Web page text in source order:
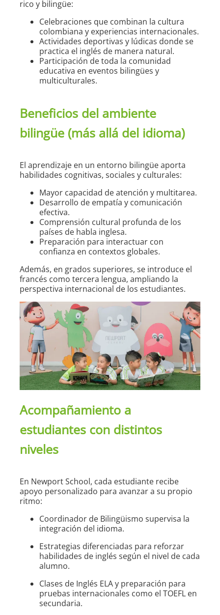
rico y bilingüe:
Celebraciones que combinan la cultura
colombiana y experiencias internacionales.
Actividades deportivas y lúdicas donde se
practica el inglés de manera natural.
Participación de toda la comunidad
educativa en eventos bilingües y
multiculturales.
Beneficios del ambiente
bilingüe (más allá del idioma)
El aprendizaje en un entorno bilingüe aporta
habilidades cognitivas, sociales y culturales:
Mayor capacidad de atención y multitarea.
Desarrollo de empatía y comunicación
efectiva.
Comprensión cultural profunda de los
países de habla inglesa.
Preparación para interactuar con
confianza en contextos globales.
Además, en grados superiores, se introduce el
francés como tercera lengua, ampliando la
perspectiva internacional de los estudiantes.
Acompañamiento a
estudiantes con distintos
niveles
En Newport School, cada estudiante recibe
apoyo personalizado para avanzar a su propio
ritmo:
Coordinador de Bilingüismo supervisa la
integración del idioma.
Estrategias diferenciadas para reforzar
habilidades de inglés según el nivel de cada
alumno.
Clases de Inglés ELA y preparación para
pruebas internacionales como el TOEFL en
secundaria.